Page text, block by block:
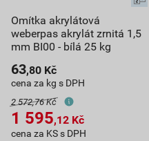
Omítka akrylátová
weberpas akrylát zrnitá 1,5
mm BI00 - bílá 25 kg
63,80 Kč
cena za kg s DPH
2 572,76 Kč
1 595,12 Kč
cena za KS s DPH